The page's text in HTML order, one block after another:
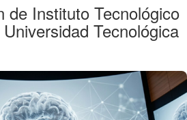
de Instituto Tecnológico
Tecnológica